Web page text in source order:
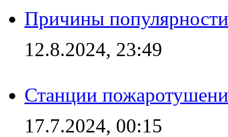
Причины
12.8.2024, 23:49
Станции
17.7.2024, 00:15